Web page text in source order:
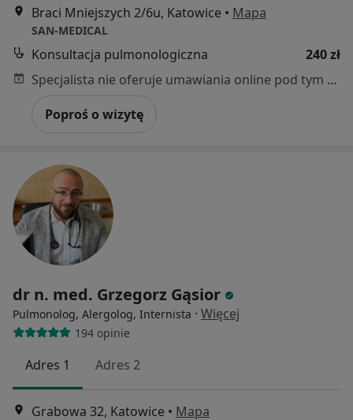
Braci Mniejszych 2/6u, Katowice • Mapa
SAN-MEDICAL
Konsultacja pulmonologiczna
240 zł
Specjalista nie oferuje umawiania online pod tym adresem.
Poproś o wizytę
dr n. med. Grzegorz Gąsior
Pulmonolog, Alergolog, Internista · Więcej
194 opinie
Adres 1 Adres 2
Grabowa 32, Katowice • Mapa